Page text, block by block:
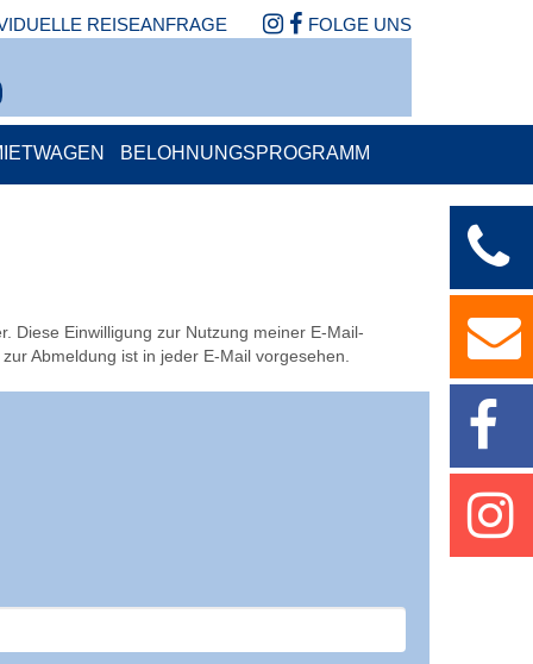
FOLGE UNS
REISEANFRAGE
BELOHNUNGSPROGRAMM
Diese Einwilligung zur Nutzung meiner E-Mail-
Abmeldung ist in jeder E-Mail vorgesehen.